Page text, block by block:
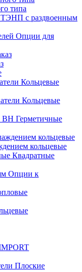
типа
ТЭНП с раздвоенным
Опции для
Кольцевые
Кольцевые
Герметичные
кольцевые
Квадратные
Опции к
Плоские